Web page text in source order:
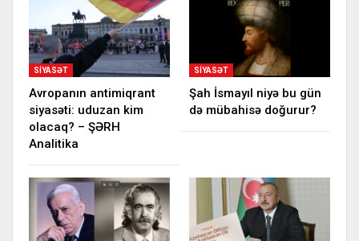
SIYASƏT
Avropanın antimiqrant
siyasəti: uduzan kim
olacaq? – ŞƏRH
Analitika
SIYASƏT
Şah İsmayıl niyə bu gün
də mübahisə doğurur?